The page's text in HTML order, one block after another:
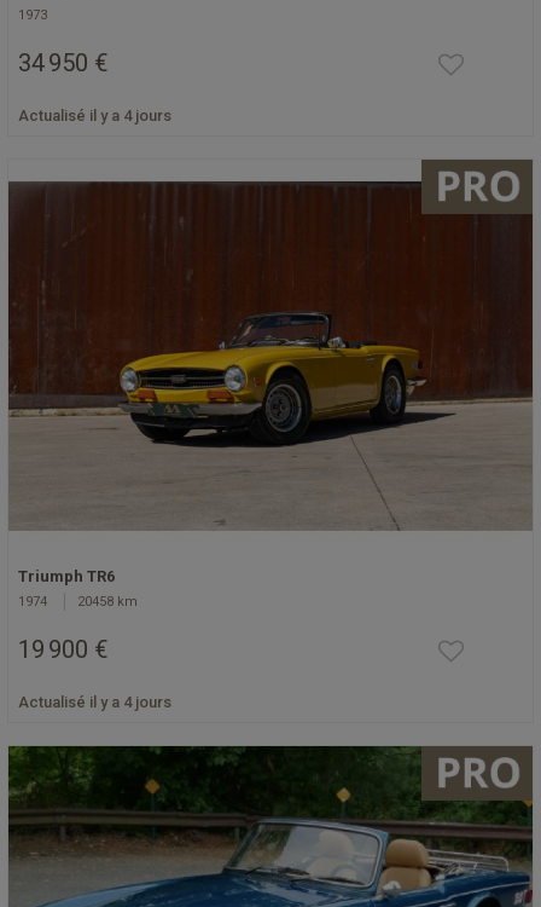
1973
34 950 €
Actualisé il y a 4 jours
Triumph TR6
1974 20458 km
19 900 €
Actualisé il y a 4 jours